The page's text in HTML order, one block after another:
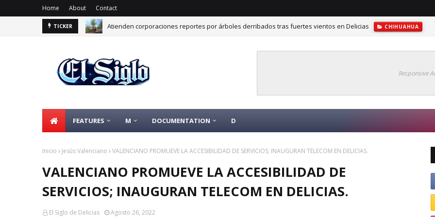
Home About Contact
TICKER
Atienden corporaciones reportes por árboles derribados tras fuertes vientos en Delicias CHIHUAHUA
Invita Delicias este domingo al Festival Omáwari en la plaza del Santuario
Responsive
FEATURES M DOCUMENTATION D
Inicio Jesús Valenciano VALENCIANO PROMUEVE LA ACCESIBILIDAD DE SERVICIOS; INAUGURAN TELECOM EN DELICIAS.
VALENCIANO PROMUEVE LA ACCESIBILIDAD DE
SERVICIOS; INAUGURAN TELECOM EN DELICIAS.
El Siglo de Delicias Agosto 26, 2022